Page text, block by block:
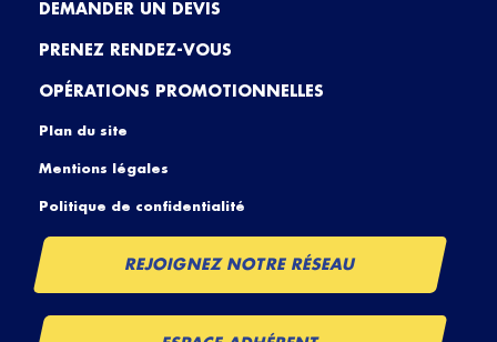
DEMANDER UN DEVIS
PRENEZ RENDEZ-VOUS
OPÉRATIONS PROMOTIONNELLES
Plan du site
Mentions légales
Politique de confidentialité
REJOIGNEZ NOTRE RÉSEAU